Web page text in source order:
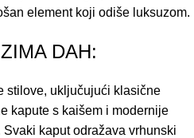
element koji odiše luksuzom.
DAH:
stilove, uključujući klasične
kapute s kaišem i modernije
kaput odražava vrhunski